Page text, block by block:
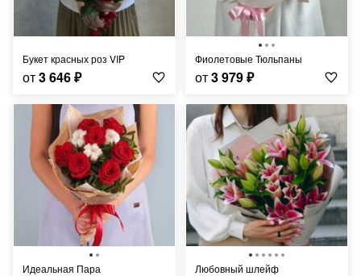
Букет красных роз VIP
от3 646₽
Фиолетовые Тюльпаны
от3 979₽
Идеальная Пара Любовный шлейф